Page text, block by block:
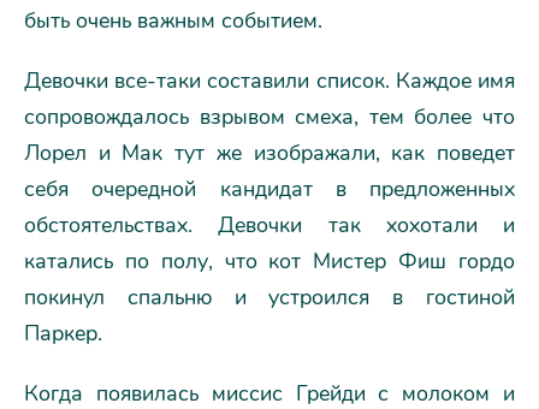
быть очень важным событием.
Девочки все-таки составили список. Каждое имя
сопровождалось взрывом смеха, тем более что
Лорел и Мак тут же изображали, как поведет
себя очередной кандидат в предложенных
обстоятельствах. Девочки так хохотали и
катались по полу, что кот Мистер Фиш гордо
покинул спальню и устроился в гостиной
Паркер.
Когда появилась миссис Грейди с молоком и